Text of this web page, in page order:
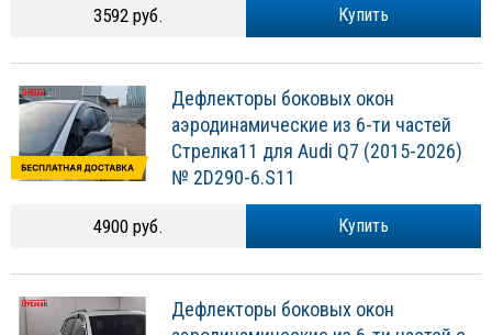
Купить
3592 руб.
Дефлекторы боковых окон
аэродинамические из 6-ти частей
Стрелка11 для Audi Q7 (2015-2026)
№ 2D290-6.S11
Купить
4900 руб.
Дефлекторы боковых окон